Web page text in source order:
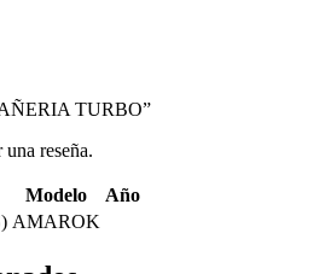
TURBO”
reseña.
Modelo
Año
AMAROK